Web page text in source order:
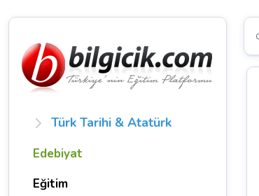
Türk Tarihi & Atatürk
Edebiyat
Eğitim